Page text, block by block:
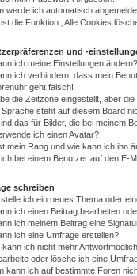
werde ich automatisch
die Funktion „Alle Cookies
und -
ich meine Einstellungen ändern?
ich verhindern, dass mein
geht falsch!
die Zeitzone eingestellt, aber
Sprache steht auf diesem Board
das für Bilder, die bei meinem
ich einen Avatar?
mein Rang und wie kann ich ihn
bei einem Benutzer auf den E-
schreiben
ich ein neues Thema oder
ich einen Beitrag bearbeiten
ich meinem Beitrag eine
ich eine Umfrage erstellen?
kann ich nicht mehr
oder lösche ich eine
kann ich auf bestimmte Foren